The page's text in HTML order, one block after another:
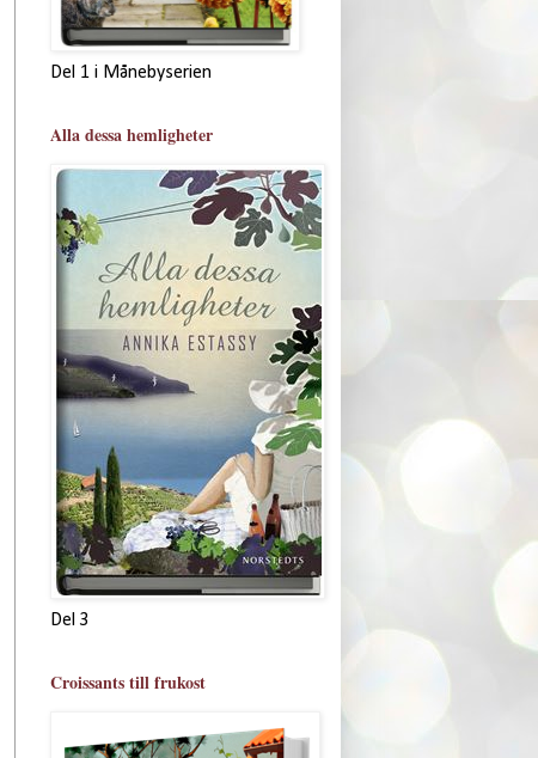
Del 1 i Månebyserien
Alla dessa hemligheter
Del 3
Croissants till frukost